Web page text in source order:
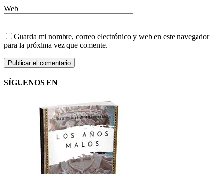
Web
Guarda mi nombre, correo electrónico y web en este navegador
para la próxima vez que comente.
SÍGUENOS EN